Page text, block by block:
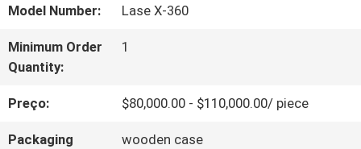
VR
SOBRE
NÓS
Model Number: Lase X-360
Minimum Order
Quantity:
1
Preço: $80,000.00 - $110,000.00/ piece
Packaging
wooden case